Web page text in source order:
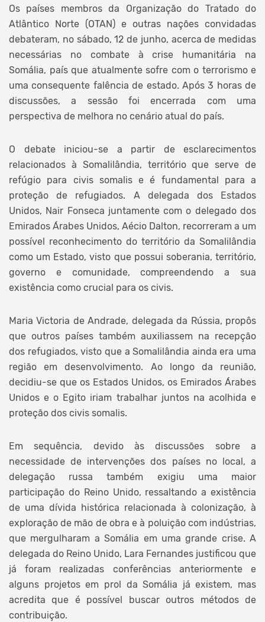
Os países membros da Organização do Tratado do
Atlântico Norte (OTAN) e outras nações convidadas
debateram, no sábado, 12 de junho, acerca de medidas
necessárias no combate à crise humanitária na
Somália, país que atualmente sofre com o terrorismo e
uma consequente falência de estado. Após 3 horas de
discussões, a sessão foi encerrada com uma
perspectiva de melhora no cenário atual do país.
O debate iniciou-se a partir de esclarecimentos
relacionados à Somalilândia, território que serve de
refúgio para civis somalis e é fundamental para a
proteção de refugiados. A delegada dos Estados
Unidos, Nair Fonseca juntamente com o delegado dos
Emirados Árabes Unidos, Aécio Dalton, recorreram a um
possível reconhecimento do território da Somalilândia
como um Estado, visto que possui soberania, território,
governo e comunidade, compreendendo a sua
existência como crucial para os civis.
Maria Victoria de Andrade, delegada da Rússia, propôs
que outros países também auxiliassem na recepção
dos refugiados, visto que a Somalilândia ainda era uma
região em desenvolvimento. Ao longo da reunião,
decidiu-se que os Estados Unidos, os Emirados Árabes
Unidos e o Egito iriam trabalhar juntos na acolhida e
proteção dos civis somalis.
Em sequência, devido às discussões sobre a
necessidade de intervenções dos países no local, a
delegação russa também exigiu uma maior
participação do Reino Unido, ressaltando a existência
de uma dívida histórica relacionada à colonização, à
exploração de mão de obra e à poluição com indústrias,
que mergulharam a Somália em uma grande crise. A
delegada do Reino Unido, Lara Fernandes justificou que
já foram realizadas conferências anteriormente e
alguns projetos em prol da Somália já existem, mas
acredita que é possível buscar outros métodos de
contribuição.